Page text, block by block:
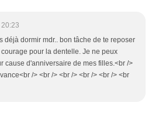
déjà dormir mdr.. bon tâche de te reposer
pour la dentelle. Je ne peux
cause d'anniversaire de mes filles.<br />
/> <br /> <br /> <br /> <br /> <br